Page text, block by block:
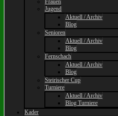
Frauen
Jugend
Aktuell / Archiv
Blog
Senioren
Aktuell / Archiv
Blog
Fernschach
Aktuell / Archiv
Blog
Steirischer Cup
Turniere
Aktuell / Archiv
Blog Turniere
Kader